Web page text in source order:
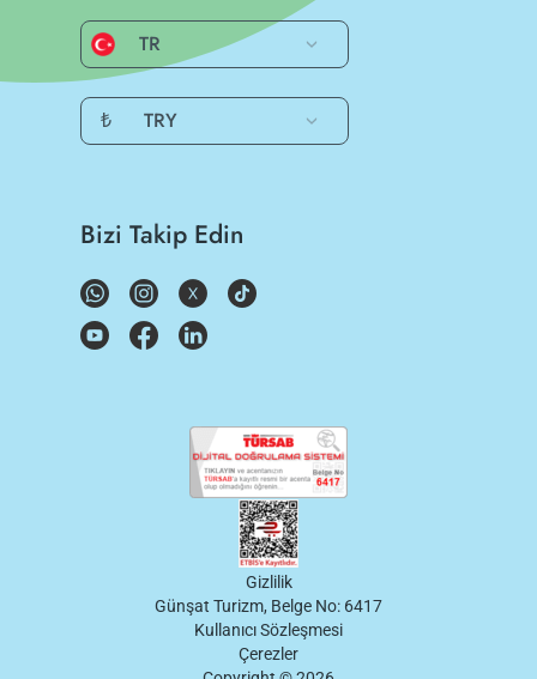
TR
₺ TRY
Bizi Takip Edin
Gizlilik
Günşat Turizm, Belge No: 6417
Kullanıcı Sözleşmesi
Çerezler